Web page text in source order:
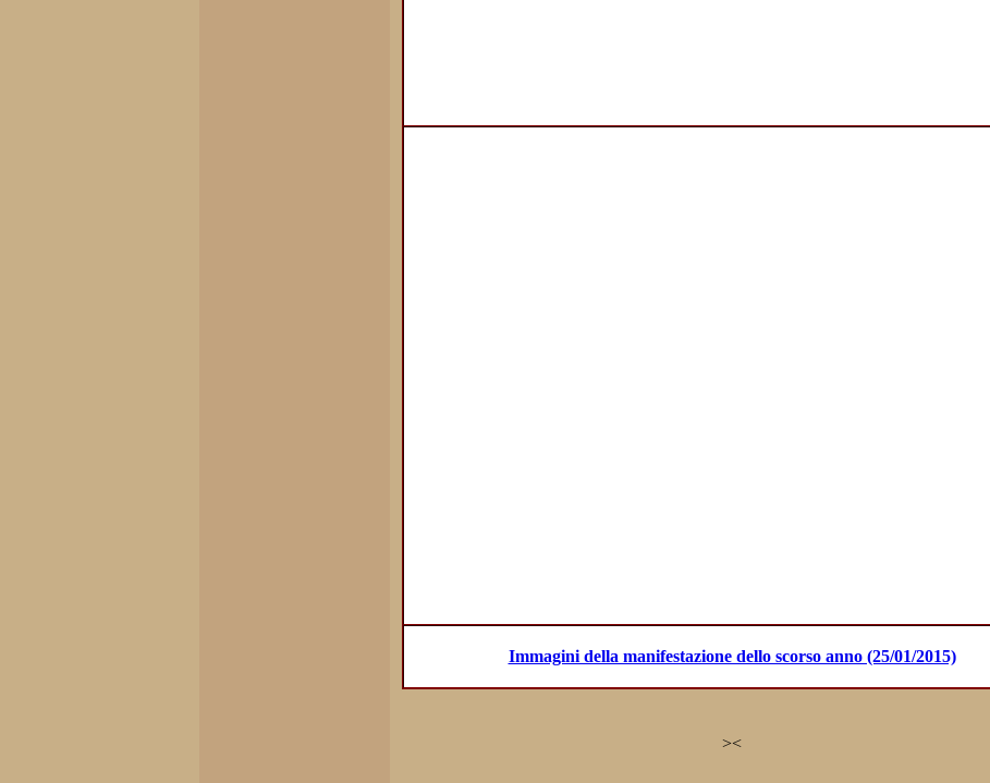
Immagini della manifestazione dello scorso anno (25/01/2015)
><